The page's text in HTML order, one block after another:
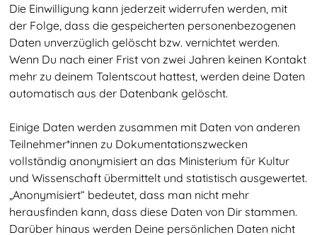
Talentscouting
Die Einwilligung kann jederzeit widerrufen werden, mit
der Folge, dass die gespeicherten personenbezogenen
Daten unverzüglich gelöscht bzw. vernichtet werden.
Wenn Du nach einer Frist von zwei Jahren keinen Kontakt
mehr zu deinem Talentscout hattest, werden deine Daten
automatisch aus der Datenbank gelöscht.
Einige Daten werden zusammen mit Daten von anderen
Teilnehmer*innen zu Dokumentationszwecken
vollständig anonymisiert an das Ministerium für Kultur
und Wissenschaft übermittelt und statistisch ausgewertet.
„Anonymisiert“ bedeutet, dass man nicht mehr
herausfinden kann, dass diese Daten von Dir stammen.
Darüber hinaus werden Deine persönlichen Daten nicht